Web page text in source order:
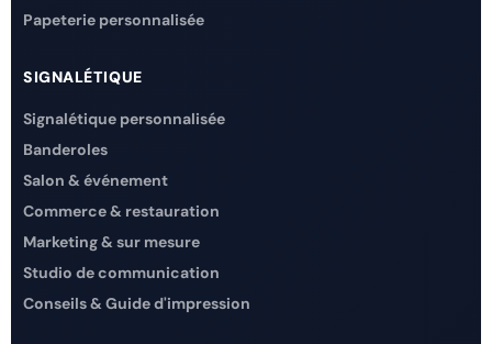
Papeterie personnalisée
SIGNALÉTIQUE
Signalétique personnalisée
Banderoles
Salon & événement
Commerce & restauration
Marketing & sur mesure
Studio de communication
Conseils & Guide d'impression